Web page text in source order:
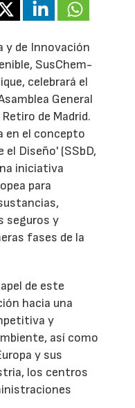
y de Innovación
SusChem-
celebrará el
General
de Madrid.
en el concepto
el Diseño' (SSbD,
iniciativa
para
seguros y
fases de la
de este
hacia una
y
así como
y sus
los centros